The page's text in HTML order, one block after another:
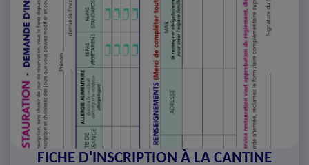
FICHE D'INSCRIPTION À LA CANTINE